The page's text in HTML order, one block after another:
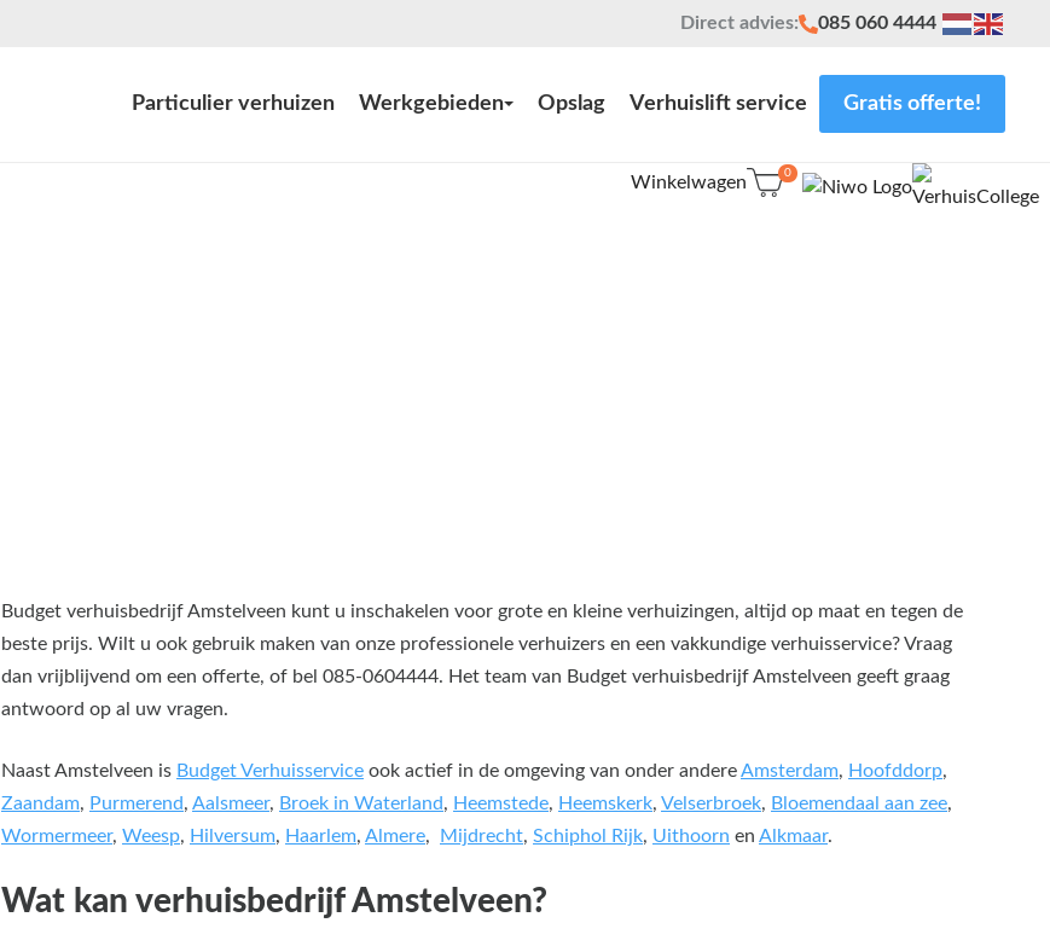
Direct advies: 085 060 4444
Particulier verhuizen Werkgebieden Opslag Verhuislift service Gratis offerte!
Winkelwagen 0
Budget verhuisbedrijf Amstelveen kunt u inschakelen voor grote en kleine verhuizingen, altijd op maat en tegen de
beste prijs. Wilt u ook gebruik maken van onze professionele verhuizers en een vakkundige verhuisservice? Vraag
dan vrijblijvend om een offerte, of bel 085-0604444. Het team van Budget verhuisbedrijf Amstelveen geeft graag
antwoord op al uw vragen.
Naast Amstelveen is Budget Verhuisservice ook actief in de omgeving van onder andereAmsterdam, Hoofddorp,
Zaandam, Purmerend, Aalsmeer, Broek in Waterland, Heemstede, Heemskerk, Velserbroek, Bloemendaal aan zee,
Wormermeer, Weesp, Hilversum, Haarlem, Almere, Mijdrecht, Schiphol Rijk, Uithoorn en Alkmaar.
Wat kan verhuisbedrijf Amstelveen?